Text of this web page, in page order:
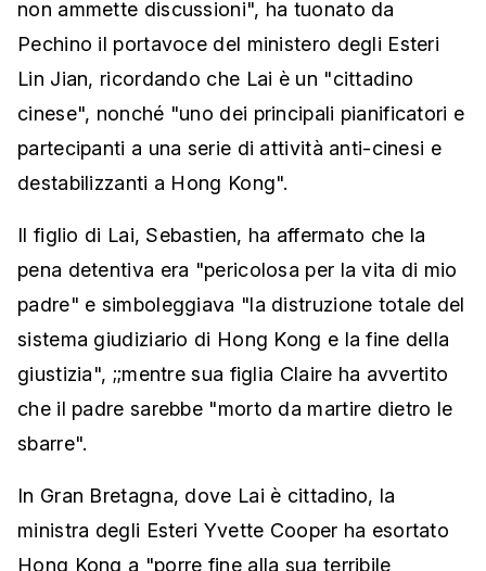
non ammette discussioni", ha tuonato da
Pechino il portavoce del ministero degli Esteri
Lin Jian, ricordando che Lai è un "cittadino
cinese", nonché "uno dei principali pianificatori e
partecipanti a una serie di attività anti-cinesi e
destabilizzanti a Hong Kong".
Il figlio di Lai, Sebastien, ha affermato che la
pena detentiva era "pericolosa per la vita di mio
padre" e simboleggiava "la distruzione totale del
sistema giudiziario di Hong Kong e la fine della
giustizia", ;;mentre sua figlia Claire ha avvertito
che il padre sarebbe "morto da martire dietro le
sbarre".
In Gran Bretagna, dove Lai è cittadino, la
ministra degli Esteri Yvette Cooper ha esortato
Hong Kong a "porre fine alla sua terribile